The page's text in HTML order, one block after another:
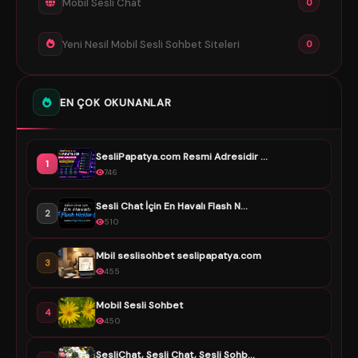
0
Yeni Nesil Mobil Sesli Sohbet Siteleri 0
EN ÇOK OKUNANLAR
1
SesliPapatya.com Resmi Adresidir ...
746
2
Sesli Chat İçin En Havalı Flash N...
510
3
Mbil seslisohbet seslipapatya.com
455
4
Mobil Sesli Sohbet
450
SesliChat, Sesli Chat, Sesli Sohb...